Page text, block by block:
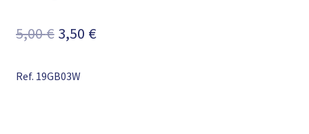
5,00€ El
original
3,50 €El
Ref. 19GB03W